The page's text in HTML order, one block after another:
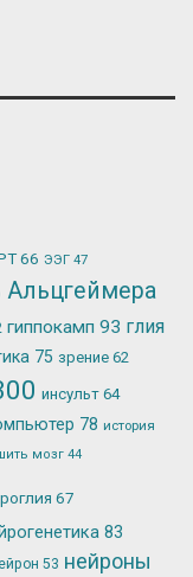
66 ЭЭГ 47
Альцгеймера
гиппокамп 93 глия
75 зрение 62
инсульт 64
78 история
мозг 44
67
83
53 нейроны